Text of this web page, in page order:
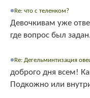
Re: что с теленком?
Девочкивам уже
где вопрос был
Re: Дегельминтизация
доброго дня всем!
Подкожно или